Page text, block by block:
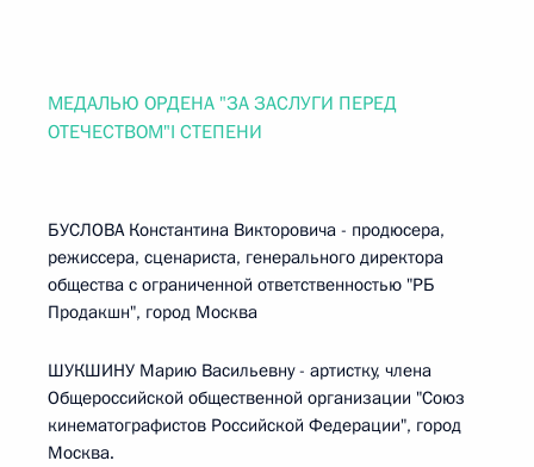
МЕДАЛЬЮ ОРДЕНА "ЗА ЗАСЛУГИ ПЕРЕД
ОТЕЧЕСТВОМ"I СТЕПЕНИ
БУСЛОВА Константина Викторовича - продюсера,
режиссера, сценариста, генерального директора
общества с ограниченной ответственностью "РБ
Продакшн", город Москва
ШУКШИНУ Марию Васильевну - артистку, члена
Общероссийской общественной организации "Союз
кинематографистов Российской Федерации", город
Москва.